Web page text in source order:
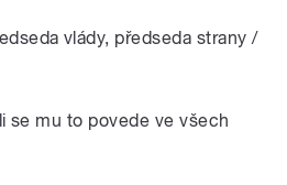
vlády, předseda strany /
se mu to povede ve všech